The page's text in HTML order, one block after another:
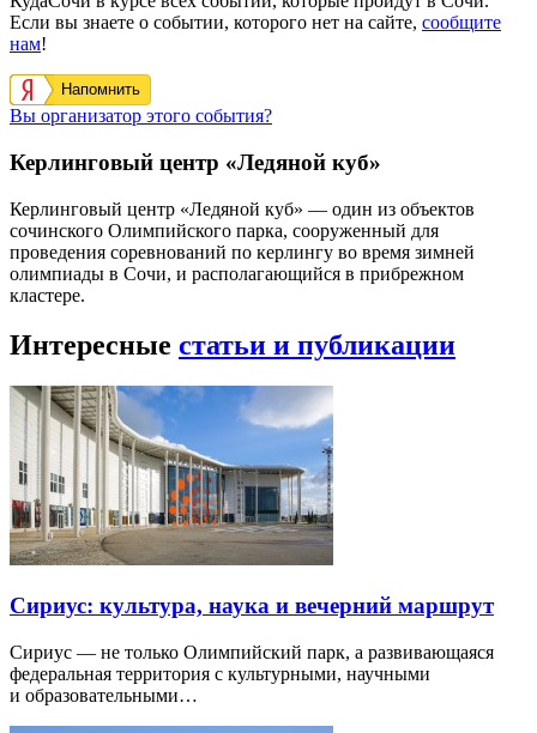
Если вы знаете о событии, которого нет на сайте, сообщите
нам!
Напомнить
Вы организатор этого события?
Керлинговый центр «Ледяной куб»
Керлинговый центр «Ледяной куб» — один из объектов
сочинского Олимпийского парка, сооруженный для
проведения соревнований по керлингу во время зимней
олимпиады в Сочи, и располагающийся в прибрежном
кластере.
Интересные статьи и публикации
Сириус: культура, наука и вечерний маршрут
Сириус — не только Олимпийский парк, а развивающаяся
федеральная территория с культурными, научными
и образовательными…